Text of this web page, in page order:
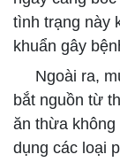
tình trạng này
khuẩn gây
Ngoài ra,
bắt nguồn từ
ăn thừa
dụng các loại